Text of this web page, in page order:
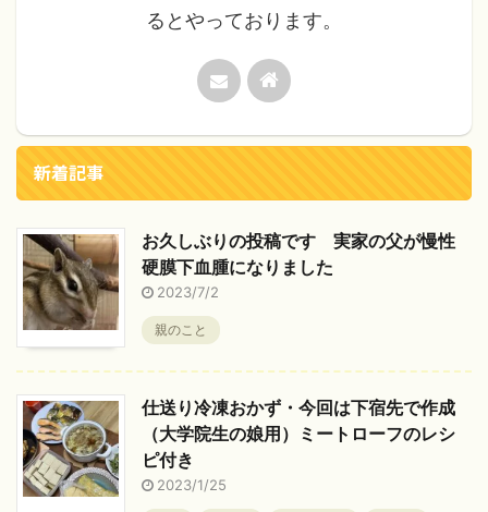
るとやっております。
新着記事
お久しぶりの投稿です 実家の父が慢性
硬膜下血腫になりました
2023/7/2
親のこと
仕送り冷凍おかず・今回は下宿先で作成
（大学院生の娘用）ミートローフのレシ
ピ付き
2023/1/25